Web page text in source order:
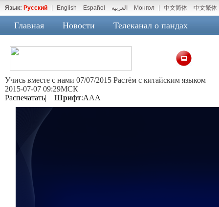
Язык: Русский English Español العربية Монгол 中文简体 中文繁体
Главная Новости Телеканал о пандах
Учись вместе с нами 07/07/2015 Растём с китайским языком
2015-07-07 09:29МСК
Распечатать| Шрифт:AAA